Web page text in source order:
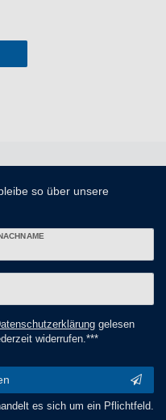
so über unsere
NACHNAME
gelesen
widerrufen.***
es sich um ein Pflichtfeld.